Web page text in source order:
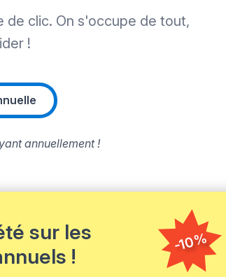
clic. On s'occupe de tout,
!
annuellement !
sur les
!
-10%